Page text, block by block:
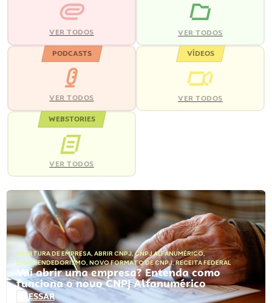
VER TODOS VER TODOS
PODCASTS
VER TODOS
VÍDEOS
VER TODOS
WEBSTORIES
VER TODOS
ABERTURA DE EMPRESA, ABRIR CNPJ,CNPJ ALFANUMÉRICO,
EMPREENDEDORISMO, NOVO FORMATO DE CNPJ,RECEITA FEDERAL
Vai abrir uma empresa? Entenda como
funciona o novo CNPJ Alfanumérico
ACESSAR